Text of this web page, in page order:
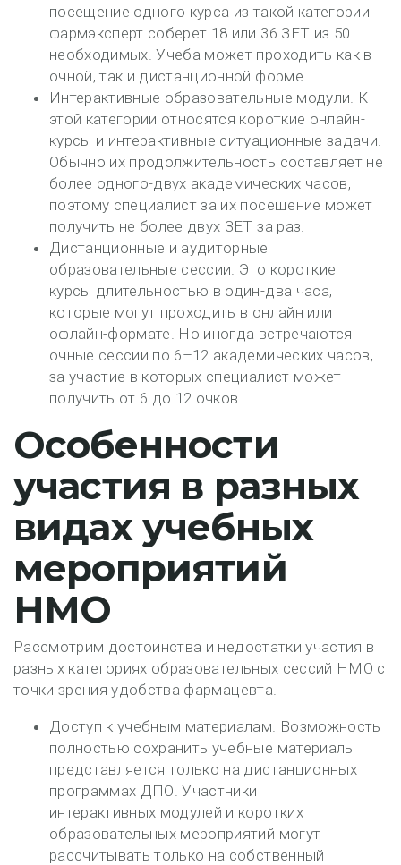
посещение одного курса из такой категории
фармэксперт соберет 18 или 36 ЗЕТ из 50
необходимых. Учеба может проходить как в
очной, так и дистанционной форме.
Интерактивные образовательные модули. К
этой категории относятся короткие онлайн-
курсы и интерактивные ситуационные задачи.
Обычно их продолжительность составляет не
более одного-двух академических часов,
поэтому специалист за их посещение может
получить не более двух ЗЕТ за раз.
Дистанционные и аудиторные
образовательные сессии. Это короткие
курсы длительностью в один-два часа,
которые могут проходить в онлайн или
офлайн-формате. Но иногда встречаются
очные сессии по 6–12 академических часов,
за участие в которых специалист может
получить от 6 до 12 очков.
Особенности
участия в разных
видах учебных
мероприятий
НМО
Рассмотрим достоинства и недостатки участия в
разных категориях образовательных сессий НМО с
точки зрения удобства фармацевта.
Доступ к учебным материалам. Возможность
полностью сохранить учебные материалы
представляется только на дистанционных
программах ДПО. Участники
интерактивных модулей и коротких
образовательных мероприятий могут
рассчитывать только на собственный